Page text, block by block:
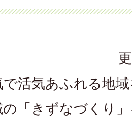
で活気あふれる地
「きずなづくり